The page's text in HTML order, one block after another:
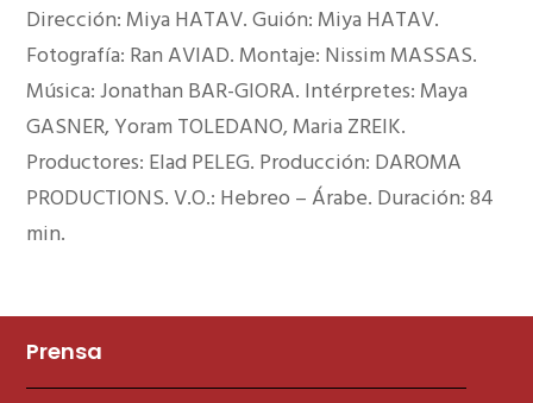
Dirección: Miya HATAV. Guión: Miya HATAV.
Fotografía: Ran AVIAD. Montaje: Nissim MASSAS.
Música: Jonathan BAR-GIORA. Intérpretes: Maya
GASNER, Yoram TOLEDANO, Maria ZREIK.
Productores: Elad PELEG. Producción: DAROMA
PRODUCTIONS. V.O.: Hebreo – Árabe. Duración: 84
min.
Prensa